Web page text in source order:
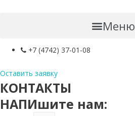
Меню
+7 (4742) 37-01-08
Оставить заявку
КОНТАКТЫ
НАПИшите нам: